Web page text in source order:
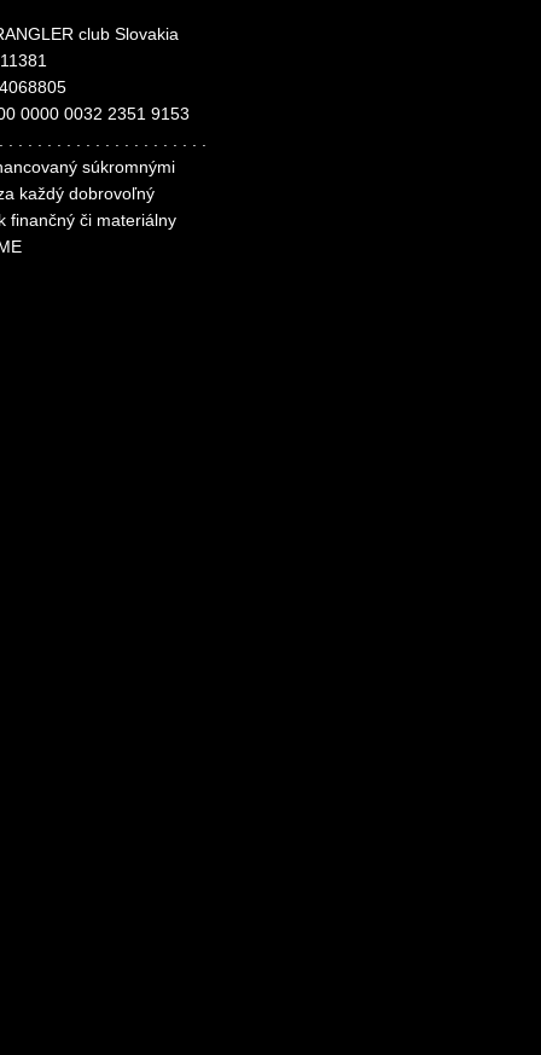
club Slovakia
0000 0032 2351 9153
súkromnými
každý dobrovoľný
finančný či materiálny